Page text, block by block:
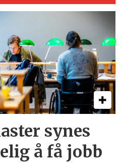
synes
å få jobb